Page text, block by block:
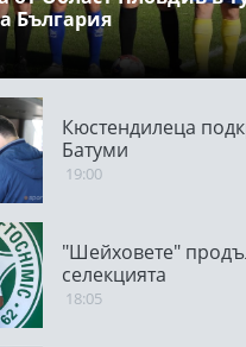
България
Кюстендилеца
Батуми
19:00
"Шейховете"
селекцията
18:05